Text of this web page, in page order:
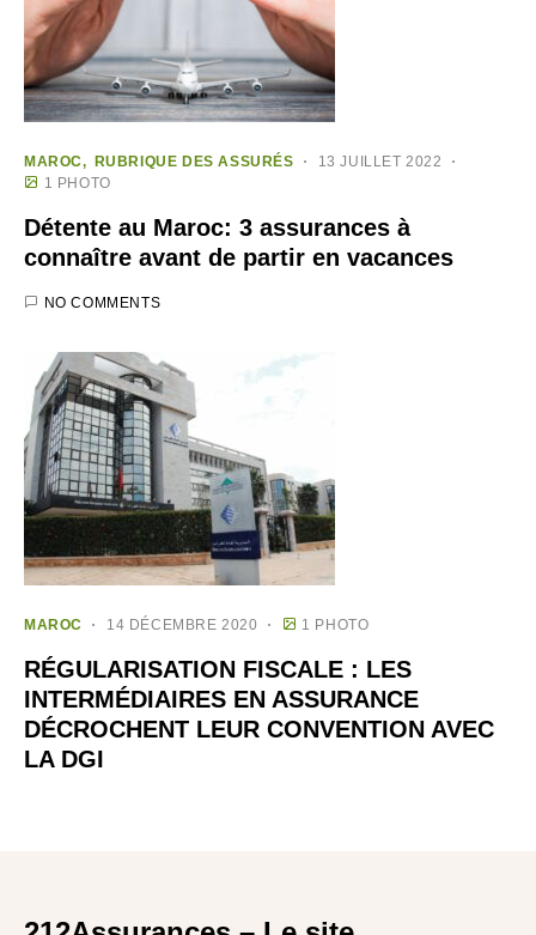
MAROC RUBRIQUE DES ASSURÉS
13 JUILLET 2022
1 PHOTO
Détente au Maroc: 3 assurances à
connaître avant de partir en vacances
NO COMMENTS
MAROC 14 DÉCEMBRE 2020 1 PHOTO
RÉGULARISATION FISCALE : LES
INTERMÉDIAIRES EN ASSURANCE
DÉCROCHENT LEUR CONVENTION AVEC
LA DGI